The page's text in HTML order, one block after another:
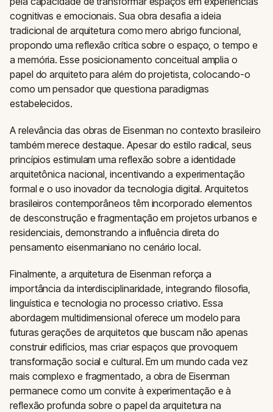
cognitivas e emocionais. Sua obra desafia a ideia
tradicional de arquitetura como mero abrigo funcional,
propondo uma reflexão crítica sobre o espaço, o tempo e
a memória. Esse posicionamento conceitual amplia o
papel do arquiteto para além do projetista, colocando-o
como um pensador que questiona paradigmas
estabelecidos.
A relevância das obras de Eisenman no contexto brasileiro
também merece destaque. Apesar do estilo radical, seus
princípios estimulam uma reflexão sobre a identidade
arquitetônica nacional, incentivando a experimentação
formal e o uso inovador da tecnologia digital. Arquitetos
brasileiros contemporâneos têm incorporado elementos
de desconstrução e fragmentação em projetos urbanos e
residenciais, demonstrando a influência direta do
pensamento eisenmaniano no cenário local.
Finalmente, a arquitetura de Eisenman reforça a
importância da interdisciplinaridade, integrando filosofia,
linguística e tecnologia no processo criativo. Essa
abordagem multidimensional oferece um modelo para
futuras gerações de arquitetos que buscam não apenas
construir edifícios, mas criar espaços que provoquem
transformação social e cultural. Em um mundo cada vez
mais complexo e fragmentado, a obra de Eisenman
permanece como um convite à experimentação e à
reflexão profunda sobre o papel da arquitetura na